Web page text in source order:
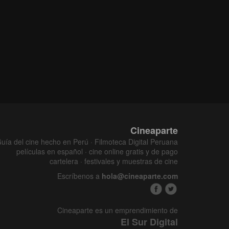
Cineaparte
del cine hecho en Perú · Filmoteca Digital Peruana
películas en español · cine online gratis y de pago
cartelera · festivales y muestras de cine
Escríbenos a hola@cineaparte.com
Cineaparte es un emprendimiento de
El Sur Digital